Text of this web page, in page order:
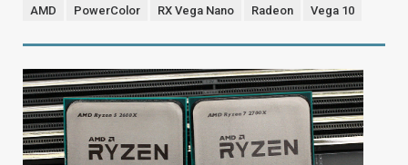
AMD PowerColor RX Vega Nano Radeon Vega 10